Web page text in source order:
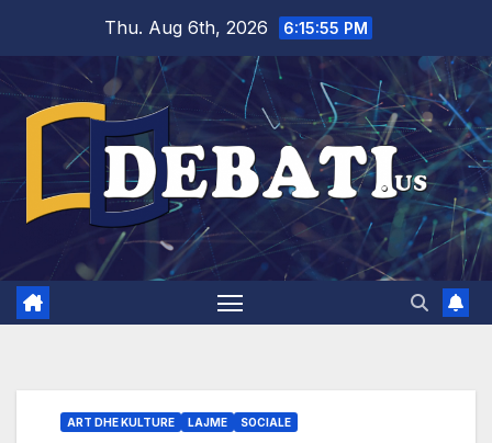
content
Thu. Aug 6th, 2026 6:15:56 PM
ART DHE KULTURE LAJME SOCIALE